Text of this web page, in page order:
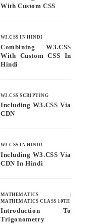
With Custom CSS
W3.CSS IN HINDI
Combining W3.CSS
With Custom CSS In
Hindi
W3.CSS SCRIPTING
Including W3.CSS Via
CDN
W3.CSS IN HINDI
Including W3.CSS Via
CDN In Hindi
MATHEMATICS
MATHEMATICS CLASS 10TH
Introduction To
Trigonometry